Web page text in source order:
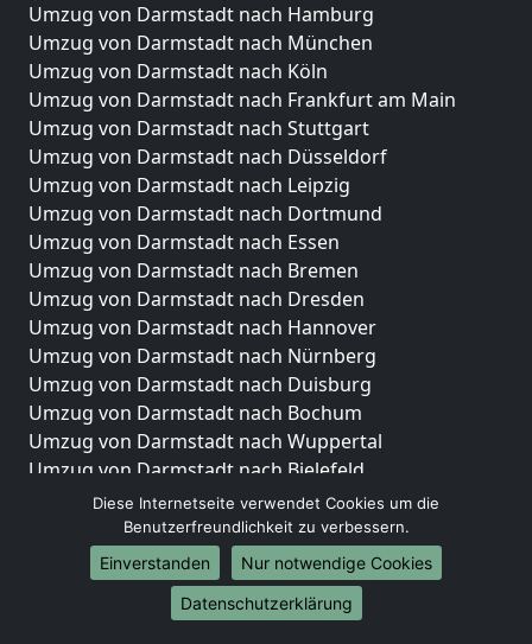
Umzug von Darmstadt nach Hamburg
Umzug von Darmstadt nach München
Umzug von Darmstadt nach Köln
Umzug von Darmstadt nach Frankfurt am Main
Umzug von Darmstadt nach Stuttgart
Umzug von Darmstadt nach Düsseldorf
Umzug von Darmstadt nach Leipzig
Umzug von Darmstadt nach Dortmund
Umzug von Darmstadt nach Essen
Umzug von Darmstadt nach Bremen
Umzug von Darmstadt nach Dresden
Umzug von Darmstadt nach Hannover
Umzug von Darmstadt nach Nürnberg
Umzug von Darmstadt nach Duisburg
Umzug von Darmstadt nach Bochum
Umzug von Darmstadt nach Wuppertal
Umzug von Darmstadt nach Bielefeld
Umzug von Darmstadt nach Bonn
Umzug von Darmstadt nach Münster
Internationale-Umzüge
Umzug von Darmstadt nach Brasilien
Diese Internetseite verwendet Cookies um die
Benutzerfreundlichkeit zu verbessern.
Einverstanden
Nur notwendige Cookies
Datenschutzerklärung